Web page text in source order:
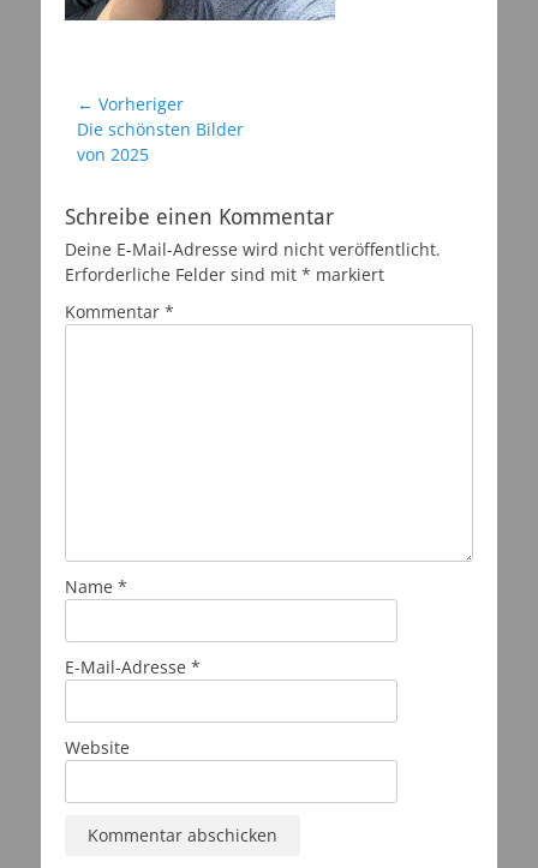
Beitragsnavigation
← Vorheriger
Vorheriger
Beitrag:
Die schönsten Bilder
von 2025
Schreibe einen Kommentar
Deine E-Mail-Adresse wird nicht veröffentlicht.
Erforderliche Felder sind mit * markiert
Kommentar *
Name *
E-Mail-Adresse *
Website